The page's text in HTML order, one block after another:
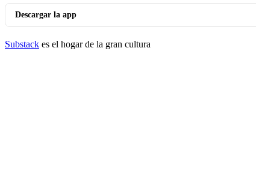
Descargar la app
Substack es el hogar de la gran cultura